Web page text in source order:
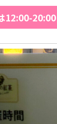
12:00-20:00